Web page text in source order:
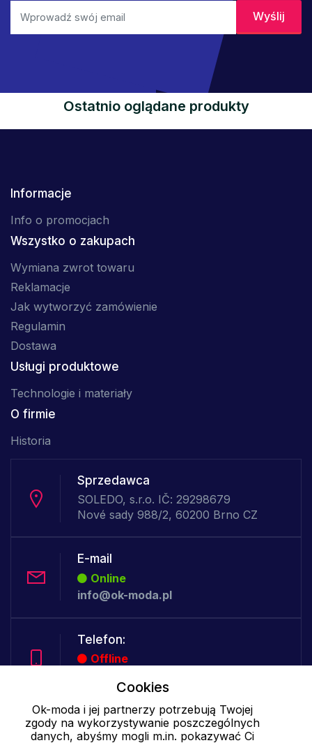
Ostatnio oglądane produkty
Informacje
Info o promocjach
Wszystko o zakupach
Wymiana zwrot towaru
Reklamacje
Jak wytworzyć zamówienie
Regulamin
Dostawa
Usługi produktowe
Technologie i materiały
O firmie
Historia
Sprzedawca
SOLEDO, s.r.o. IČ: 29298679
Nové sady 988/2, 60200 Brno CZ
E-mail
Online
info@ok-moda.pl
Telefon:
Offline
Cookies - szczegółowe ustawienia|Więcej informacji|Polityka
prywatności
Cookies
Ok-moda i jej partnerzy potrzebują Twojej
zgody na wykorzystywanie poszczególnych
danych, abyśmy mogli m.in. pokazywać Ci